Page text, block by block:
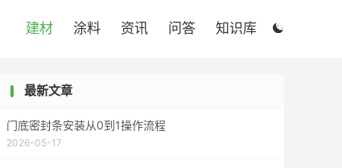

建材 涂料 资讯 问答 知识库
最新文章
门底密封条安装从0到1操作流程
2026-05-17